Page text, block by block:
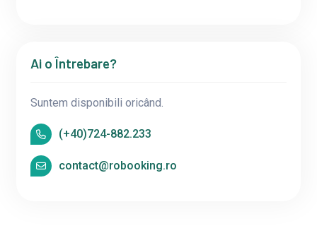
Ai o Întrebare?
Suntem disponibili oricând.
(+40)724-882.233
contact@robooking.ro